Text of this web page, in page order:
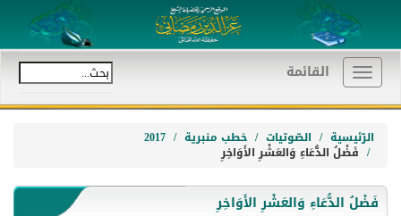
Toggle
navigation
القائمة
الرّئيسية الصّوتيات خطب منبرية 2017
فَضْلُ الدُّعَاءِ وَالعَشْرِ الأَوَاخِرِ
فَضْلُ الدُّعَاءِ وَالعَشْرِ الأَوَاخِرِ